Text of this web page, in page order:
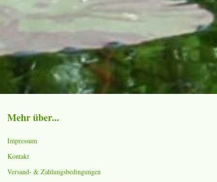
Mehr über...
Impressum
Kontakt
Versand- & Zahlungsbedingungen